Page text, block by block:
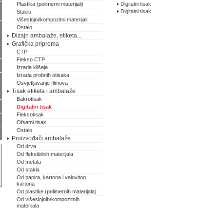
Plastika (polimerni materijali)
Staklo
Višeslojni/kompozitni materijali
Ostalo
Dizajn ambalaže, etiketa...
Grafička priprema
CTP
Flekso CTP
Izrada klišeja
Izrada probnih otisaka
Osvjetljavanje filmova
Tisak etiketa i ambalaže
Bakrotisak
Digitalni tisak
Fleksotisak
Ofsetni tisak
Ostalo
Proizvođači ambalaže
Od drva
Od fleksibilnih materijala
Od metala
Od stakla
Od papira, kartona i valovitog
kartona
Od plastike (polimernih materijala)
Od višeslojnih/kompozitnih
materijala
Digitalni tisak
Digitalni tisak